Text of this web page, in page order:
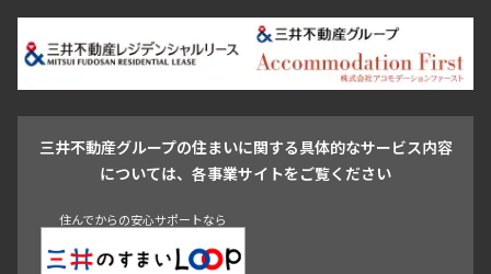
市ヶ谷・神楽坂・飯田橋
三田・芝・浜松町
芝浦・汐留・品川
月島・勝どき・豊洲
本郷・春日・小石川
新宿・代々木
目白・高田馬場・早稲田
中野・荻窪
池尻大橋・三軒茶屋
祐天寺・学芸大学・自由が丘
駒沢・用賀・二子玉川
成城・砧
池袋・板橋・王子
戸越・大井・蒲田
青山 渋谷 東京・大手町 新宿
神田・御茶ノ水・秋葉原
初台・幡ヶ谷・笹塚
江東区 台東区 墨田区
中野区
豊島区
杉並区 板橋区 練馬区 荒川区
足立区
三井不動産グループの住まいに関する具体的なサービス内容
については、各事業サイトをご覧ください
住んでからの安心サポートなら